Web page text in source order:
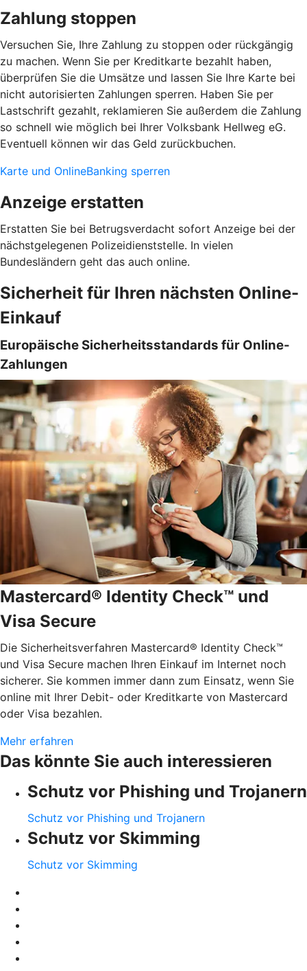
Zahlung stoppen
Versuchen Sie, Ihre Zahlung zu stoppen oder rückgängig
zu machen. Wenn Sie per Kreditkarte bezahlt haben,
überprüfen Sie die Umsätze und lassen Sie Ihre Karte bei
nicht autorisierten Zahlungen sperren. Haben Sie per
Lastschrift gezahlt, reklamieren Sie außerdem die Zahlung
so schnell wie möglich bei Ihrer Volksbank Hellweg eG.
Eventuell können wir das Geld zurückbuchen.
Karte und OnlineBanking sperren
Anzeige erstatten
Erstatten Sie bei Betrugsverdacht sofort Anzeige bei der
nächstgelegenen Polizeidienststelle. In vielen
Bundesländern geht das auch online.
Sicherheit für Ihren nächsten Online-
Einkauf
Europäische Sicherheitsstandards für Online-
Zahlungen
Mastercard® Identity Check™ und
Visa Secure
Die Sicherheitsverfahren Mastercard® Identity Check™
und Visa Secure machen Ihren Einkauf im Internet noch
sicherer. Sie kommen immer dann zum Einsatz, wenn Sie
online mit Ihrer Debit- oder Kreditkarte von Mastercard
oder Visa bezahlen.
Mehr erfahren
Das könnte Sie auch interessieren
Schutz vor Phishing und Trojanern
Schutz vor Phishing und Trojanern
Schutz vor Skimming
Schutz vor Skimming